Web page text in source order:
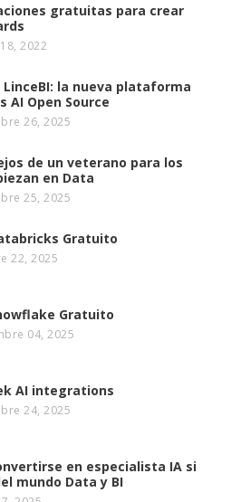
gratuitas para crear
2022
LinceBI: la nueva plataforma
AI Open Source
26, 2025
de un veterano para los
en Data
25, 2025
Gratuito
22, 2025
Gratuito
04, 2025
AI integrations
24, 2025
en especialista IA si
mundo Data y BI